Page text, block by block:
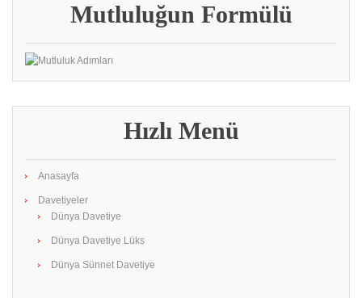
Mutluluğun Formülü
Hızlı Menü
Anasayfa
Davetiyeler
Dünya Davetiye
Dünya Davetiye Lüks
Dünya Sünnet Davetiye